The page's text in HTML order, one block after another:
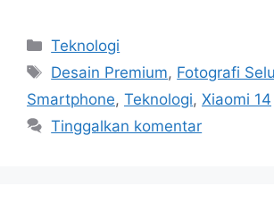
Kategori
Teknologi
Tag
Desain Premium, Fotografi
Smartphone, Teknologi, Xiaomi 14
Tinggalkan komentar